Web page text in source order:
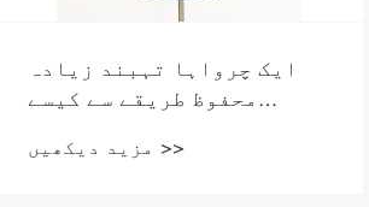
ایک چرواہا تہبند زیادہ
محفوظ طریقے سے کیسے
مزید دیکھیں >>